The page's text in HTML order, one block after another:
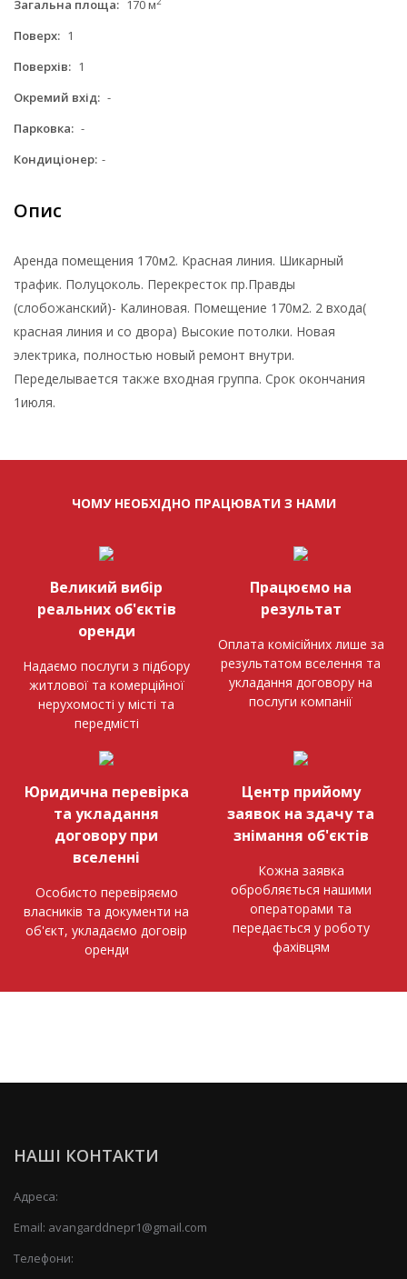
Загальна площа: 170 м
Поверх: 1
Поверхів: 1
Окремий вхід: -
Парковка: -
Кондиціонер: -
Опис
Аренда помещения 170м2. Красная линия. Шикарный
трафик. Полуцоколь. Перекресток пр.Правды
(слобожанский)- Калиновая. Помещение 170м2. 2 входа(
красная линия и со двора) Высокие потолки. Новая
электрика, полностью новый ремонт внутри.
Переделывается также входная группа. Срок окончания
1июля.
ЧОМУ НЕОБХІДНО ПРАЦЮВАТИ З НАМИ
Великий вибір
реальних об'єктів
оренди
Надаємо послуги з підбору
житлової та комерційної
нерухомості у місті та
передмісті
Працюємо на
результат
Оплата комісійних лише за
результатом вселення та
укладання договору на
послуги компанії
Юридична перевірка
та укладання
договору при
вселенні
Особисто перевіряємо
власників та документи на
об'єкт, укладаємо договір
оренди
Центр прийому
заявок на здачу та
знімання об'єктів
Кожна заявка
обробляється нашими
операторами та
передається у роботу
фахівцям
НАШІ КОНТАКТИ
Адреса:
Email: avangarddnepr1@gmail.com
Телефони: